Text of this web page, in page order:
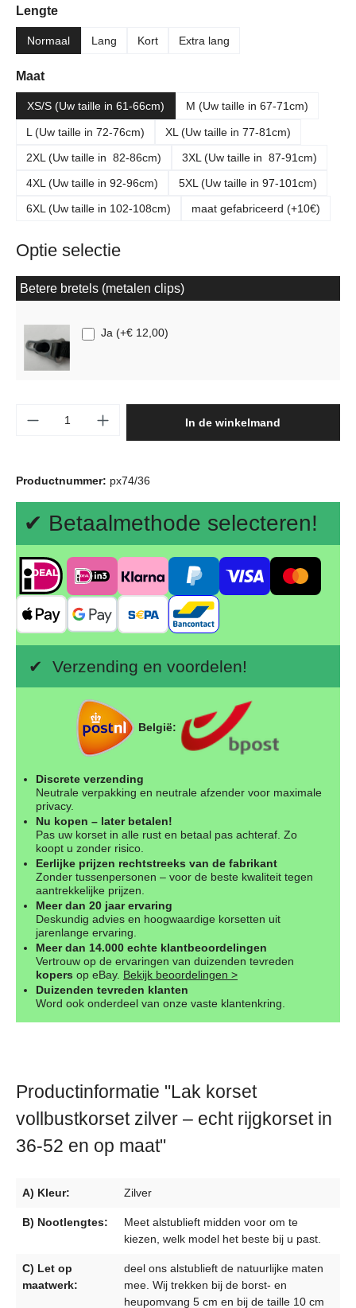
Selecteer
Lengte
Normaal Lang Kort Extra lang
Selecteer
Maat
XS/S (Uw taille in 61-66cm) M (Uw taille in 67-71cm)
L (Uw taille in 72-76cm)
XL (Uw taille in 77-81cm)
2XL (Uw taille in 82-86cm)
3XL (Uw taille in 87-91cm)
4XL (Uw taille in 92-96cm)
5XL (Uw taille in 97-101cm)
6XL (Uw taille in 102-108cm)
maat gefabriceerd (+10€)
Optie selectie
Betere bretels (metalen clips)
Ja (+€ 12,00)
Producthoeveelheid: Voer de gewenste
In de winkelmand
Productnummer: px74/36
✔ Betaalmethode selecteren!
✔ Verzending en voordelen!
België:
Discrete verzending
Neutrale verpakking en neutrale afzender voor maximale
privacy.
Nu kopen – later betalen!
Pas uw korset in alle rust en betaal pas achteraf. Zo
koopt u zonder risico.
Eerlijke prijzen rechtstreeks van de fabrikant
Zonder tussenpersonen – voor de beste kwaliteit tegen
aantrekkelijke prijzen.
Meer dan 20 jaar ervaring
Deskundig advies en hoogwaardige korsetten uit
jarenlange ervaring.
Meer dan 14.000 echte klantbeoordelingen
Vertrouw op de ervaringen van duizenden tevreden
kopers op eBay. Bekijk beoordelingen >
Duizenden tevreden klanten
Word ook onderdeel van onze vaste klantenkring.
Productinformatie "Lak korset
vollbustkorset zilver – echt rijgkorset in
36-52 en op maat"
A) Kleur: Zilver
B) Nootlengtes:
Meet alstublieft midden voor om te
kiezen, welk model het beste bij u past.
C) Let op
maatwerk:
deel ons alstublieft de natuurlijke maten
mee. Wij trekken bij de borst- en
heupomvang 5 cm en bij de taille 10 cm